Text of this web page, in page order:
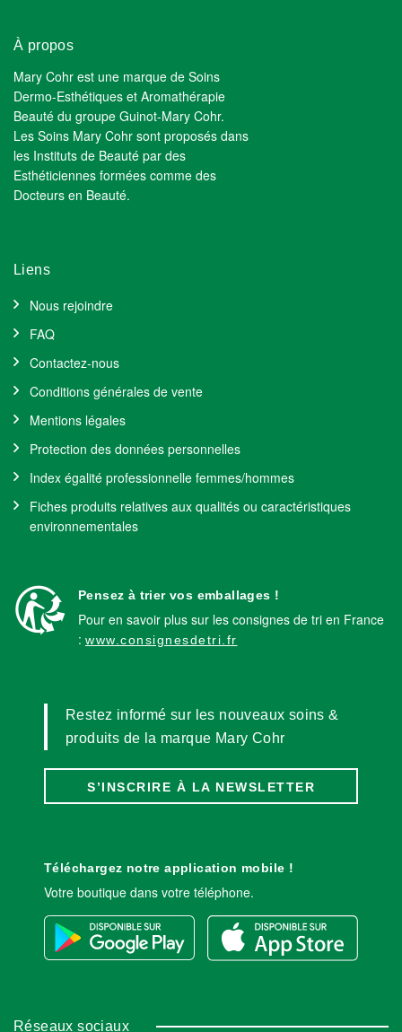
À propos
Mary Cohr est une marque de Soins
Dermo-Esthétiques et Aromathérapie
Beauté du groupe Guinot-Mary Cohr.
Les Soins Mary Cohr sont proposés dans
les Instituts de Beauté par des
Esthéticiennes formées comme des
Docteurs en Beauté.
Liens
Nous rejoindre
FAQ
Contactez-nous
Conditions générales de vente
Mentions légales
Protection des données personnelles
Index égalité professionnelle femmes/hommes
Fiches produits relatives aux qualités ou caractéristiques
environnementales
Pensez à trier vos emballages !
Pour en savoir plus sur les consignes de tri en France
: www.consignesdetri.fr
Restez informé sur les nouveaux soins &
produits de la marque Mary Cohr
S’INSCRIRE À LA NEWSLETTER
Téléchargez notre application mobile !
Votre boutique dans votre téléphone.
Réseaux sociaux